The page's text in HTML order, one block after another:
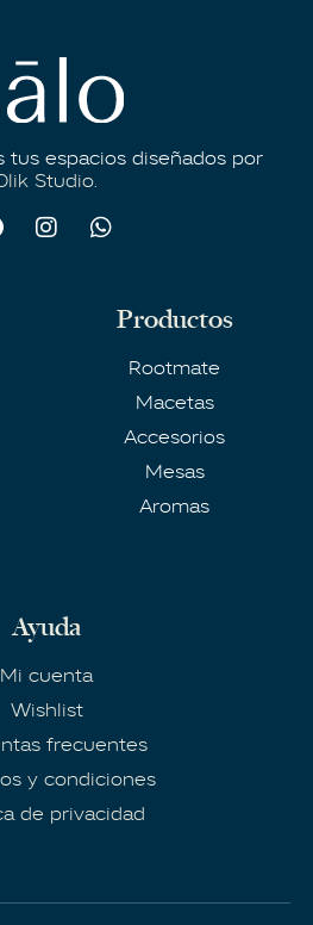
tus espacios diseñados por
Studio.
Productos
Rootmate
Macetas
Accesorios
Mesas
Aromas
Ayuda
Mi cuenta
Wishlist
frecuentes
y condiciones
de privacidad